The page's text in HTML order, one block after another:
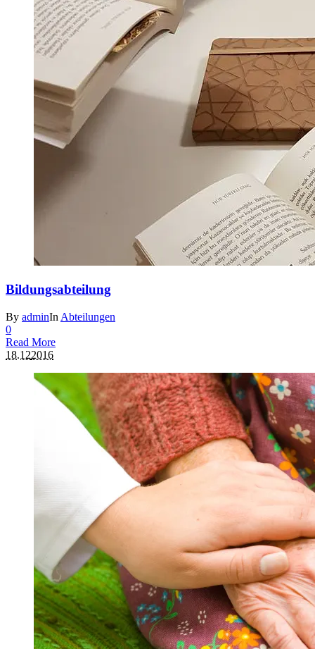
Bildungsabteilung
By adminIn Abteilungen
0
Read More
18.122016